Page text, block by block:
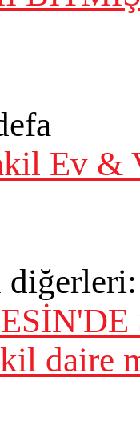
Ev &
diğerleri:
daire